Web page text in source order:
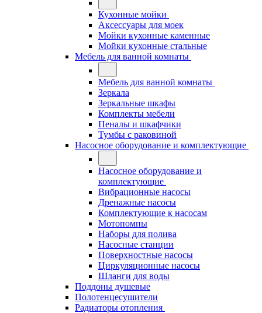
Кухонные мойки
Аксессуары для моек
Мойки кухонные каменные
Мойки кухонные стальные
Мебель для ванной комнаты
Мебель для ванной комнаты
Зеркала
Зеркальные шкафы
Комплекты мебели
Пеналы и шкафчики
Тумбы с раковиной
Насосное оборудование и комплектующие
Насосное оборудование и
комплектующие
Вибрационные насосы
Дренажные насосы
Комплектующие к насосам
Мотопомпы
Наборы для полива
Насосные станции
Поверхностные насосы
Циркуляционные насосы
Шланги для воды
Поддоны душевые
Полотенцесушители
Радиаторы отопления